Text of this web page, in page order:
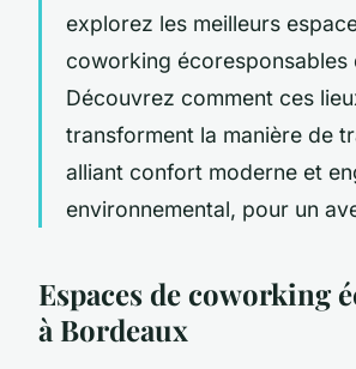
explorez les meilleurs
coworking écoresponsables
Découvrez comment ces
transforment la manière de
alliant confort moderne et
environnemental, pour un
Espaces de coworking
à Bordeaux